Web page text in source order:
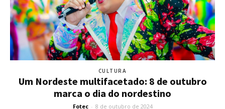
CULTURA
Um Nordeste multifacetado: 8 de outubro
marca o dia do nordestino
Fotec - 8 de outubro de 2024